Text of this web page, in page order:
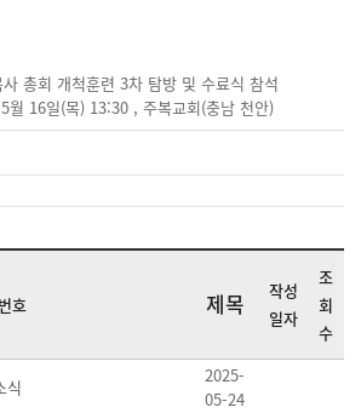
총회 개척훈련 3차 탐방 및 수료식 참석
16일(목) 13:30 , 주복교회(충남 천안)
번호 제목
작성
일자
조
회
수
식
2025-
05-24